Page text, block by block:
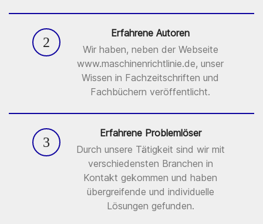
2
Erfahrene Autoren
Wir haben, neben der Webseite
www.maschinenrichtlinie.de, unser
Wissen in Fachzeitschriften und
Fachbüchern veröffentlicht.
3
Erfahrene Problemlöser
Durch unsere Tätigkeit sind wir mit
verschiedensten Branchen in
Kontakt gekommen und haben
übergreifende und individuelle
Lösungen gefunden.